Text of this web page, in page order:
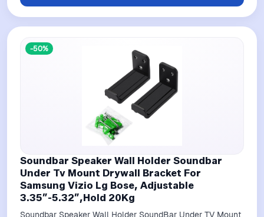
-50%
Soundbar Speaker Wall Holder Soundbar
Under Tv Mount Drywall Bracket For
Samsung Vizio Lg Bose, Adjustable
3.35”-5.32”,Hold 20Kg
Soundbar Speaker Wall Holder SoundBar Under TV Mount